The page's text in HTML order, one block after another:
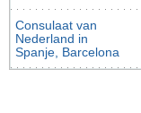
Consulaat van
Nederland in
Spanje, Barcelona